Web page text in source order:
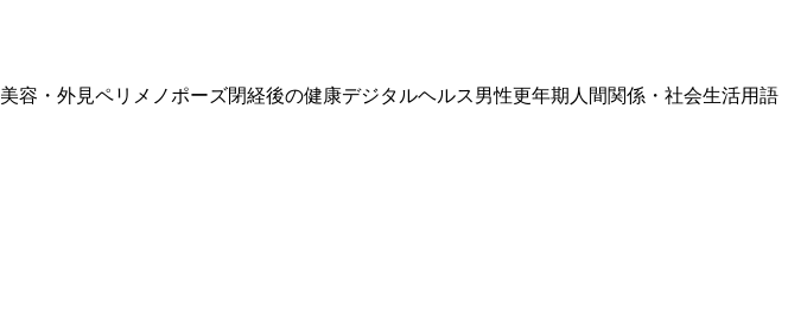
美容・外見ペリメノポーズ閉経後の健康デジタルヘルス男性更年期 人間関係・社会生活用語